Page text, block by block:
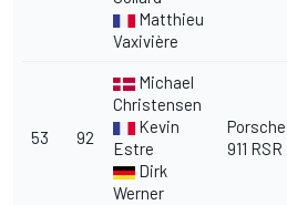
Matthieu
Vaxivière
53 92
Michael
Christensen
Kevin
Estre
Dirk
Werner
Porsche
911 RSR